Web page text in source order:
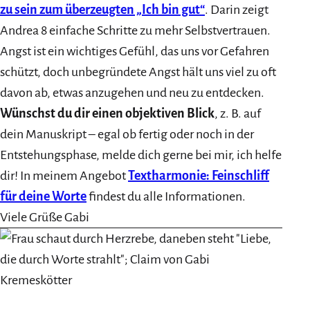
zu sein zum überzeugten „Ich bin gut“. Darin zeigt
Andrea 8 einfache Schritte zu mehr Selbstvertrauen.
Angst ist ein wichtiges Gefühl, das uns vor Gefahren
schützt, doch unbegründete Angst hält uns viel zu oft
davon ab, etwas anzugehen und neu zu entdecken.
Wünschst du dir einen objektiven Blick, z. B. auf
dein Manuskript – egal ob fertig oder noch in der
Entstehungsphase, melde dich gerne bei mir, ich helfe
dir! In meinem AngebotTextharmonie: Feinschliff
für deine Wortefindest du alle Informationen.
Viele Grüße Gabi